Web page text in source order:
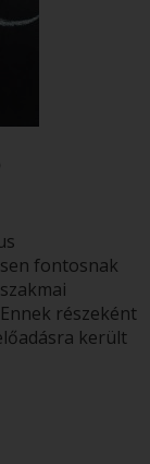
fontosnak
részeként
került